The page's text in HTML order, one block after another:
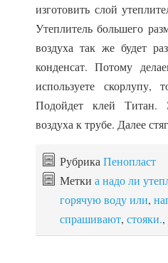
изготовить слой
Утеплитель большего
воздуха так же будет
конденсат. Потому
используете скорлупу,
Подойдет клей Титан.
воздуха к трубе. Далее
Рубрика Пенопласт
Метки а надо ли
горячую воду или,
спрашивают, стояки.,